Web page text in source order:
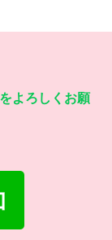
よろしくお願